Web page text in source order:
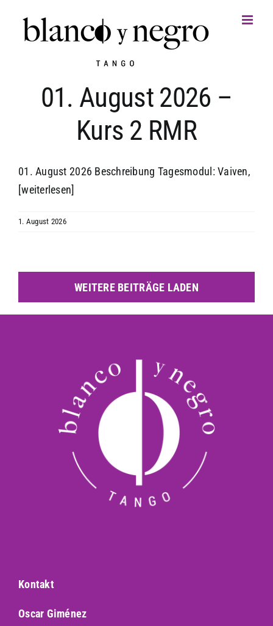
springen
01. August 2026 –
Kurs 2 RMR
01. August 2026 Beschreibung Tagesmodul: Vaiven,
[weiterlesen]
1. August 2026
WEITERE BEITRÄGE LADEN
Kontakt
Oscar Giménez